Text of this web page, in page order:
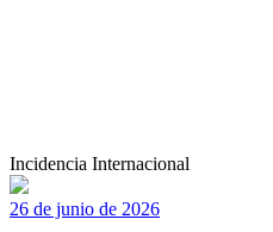
Incidencia Internacional
26 de junio de 2026